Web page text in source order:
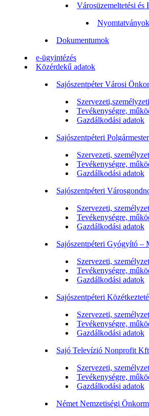
Városüzemeltetési és
Nyomtatványok
Dokumentumok
e-ügyintézés
Közérdekű adatok
Sajószentpéter Városi
Tevékenységre,
Gazdálkodási adatok
Sajószentpéteri
Szervezeti,
Tevékenységre,
Gazdálkodási adatok
Sajószentpéteri
Szervezeti,
Tevékenységre,
Gazdálkodási adatok
Sajószentpéteri Gyógyító –
Szervezeti,
Tevékenységre,
Gazdálkodási adatok
Sajószentpéteri
Szervezeti,
Tevékenységre,
Gazdálkodási adatok
Sajó Televízió Nonprofit
Szervezeti,
Tevékenységre,
Gazdálkodási adatok
Német Nemzetiségi